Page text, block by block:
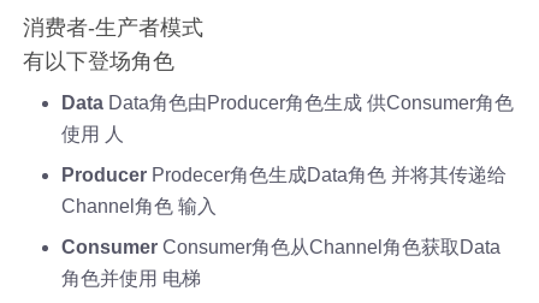
消费者-生产者模式
有以下登场角色
Data Data角色由Producer角色生成 供Consumer角色
使用 人
Producer Prodecer角色生成Data角色 并将其传递给
Channel角色 输入
Consumer Consumer角色从Channel角色获取Data
角色并使用 电梯